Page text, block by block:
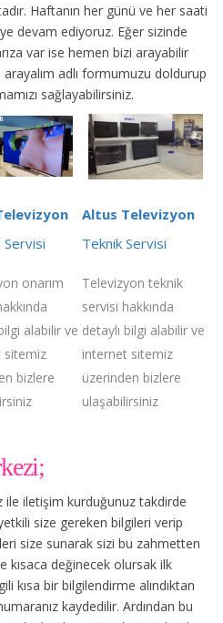
Haftanın her günü ve her saati
devam ediyoruz. Eğer sizinde
var ise hemen bizi arayabilir
adlı formumuzu doldurup
sağlayabilirsiniz.
Servisi
onarım
alabilir ve
sitemiz
bizlere
Altus Televizyon
Teknik Servisi
Televizyon teknik
servisi hakkında
detaylı bilgi alabilir ve
internet sitemiz
üzerinden bizlere
ulaşabilirsiniz
ile iletişim kurduğunuz takdirde
size gereken bilgileri verip
size sunarak sizi bu zahmetten
kısaca değinecek olursak ilk
kısa bir bilgilendirme alındıktan
kaydedilir. Ardından bu